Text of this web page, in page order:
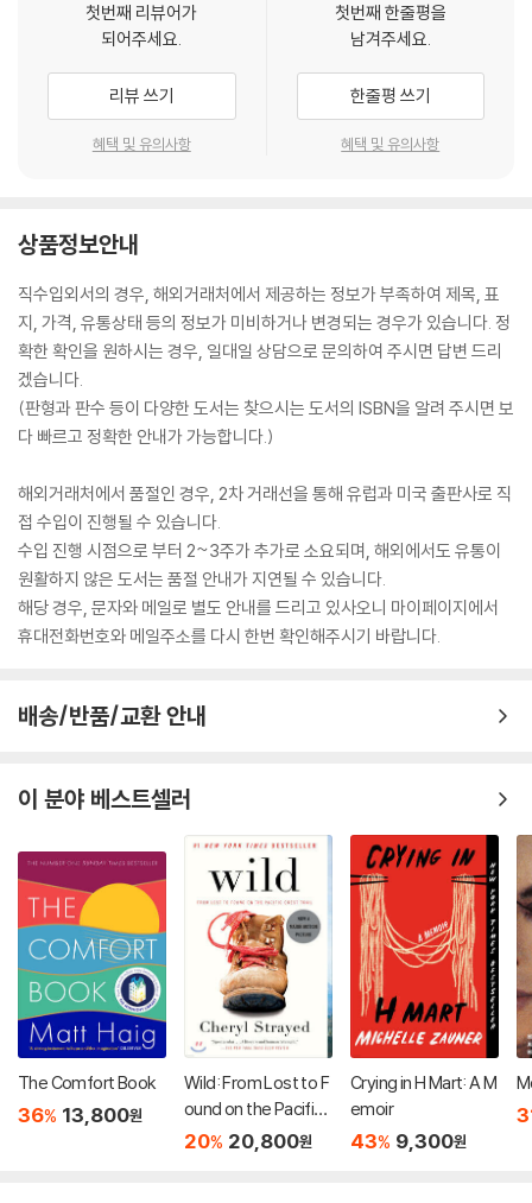
첫번째 리뷰어가
되어주세요.
리뷰 쓰기
혜택 및 유의사항
첫번째 한줄평을
남겨주세요.
한줄평 쓰기
혜택 및 유의사항
상품정보안내
직수입외서의 경우, 해외거래처에서 제공하는 정보가 부족하여 제목, 표
지, 가격, 유통상태 등의 정보가 미비하거나 변경되는 경우가 있습니다. 정
확한 확인을 원하시는 경우, 일대일 상담으로 문의하여 주시면 답변 드리
겠습니다.
(판형과 판수 등이 다양한 도서는 찾으시는 도서의 ISBN을 알려 주시면 보
다 빠르고 정확한 안내가 가능합니다.)
해외거래처에서 품절인 경우, 2차 거래선을 통해 유럽과 미국 출판사로 직
접 수입이 진행될 수 있습니다.
수입 진행 시점으로 부터 2~3주가 추가로 소요되며, 해외에서도 유통이
원활하지 않은 도서는 품절 안내가 지연될 수 있습니다.
해당 경우, 문자와 메일로 별도 안내를 드리고 있사오니 마이페이지에서
휴대전화번호와 메일주소를 다시 한번 확인해주시기 바랍니다.
배송/반품/교환 안내
이 분야 베스트셀러
The Comfort Book
36% 13,800원
Wild: From Lost to F
ound on the Pacific
Crest Trail
20% 20,800원
Crying in H Mart: A M
emoir
43% 9,300원